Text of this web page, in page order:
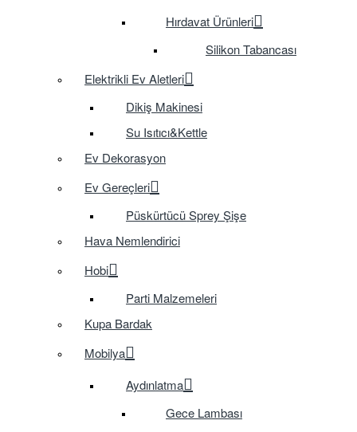
Hırdavat Ürünleri
Silikon Tabancası
Elektrikli Ev Aletleri
Dikiş Makinesi
Su Isıtıcı&Kettle
Ev Dekorasyon
Ev Gereçleri
Püskürtücü Sprey Şişe
Hava Nemlendirici
Hobi
Parti Malzemeleri
Kupa Bardak
Mobilya
Aydınlatma
Gece Lambası